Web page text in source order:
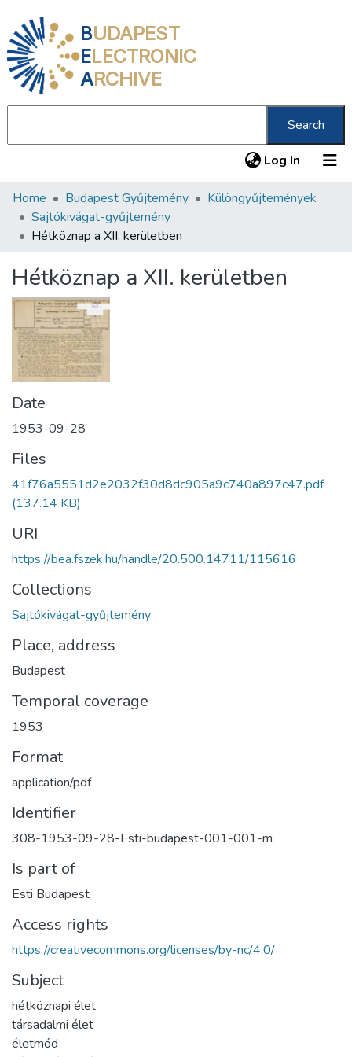
BUDAPEST
ELECTRONIC
ARCHIVE
Search
Log In (current)
Communities & Collections
All of DSpace
About us
Home Budapest Gyűjtemény
Különgyűjtemények
Sajtókivágat-gyűjtemény
Hétköznap a XII. kerületben
Hétköznap a XII. kerületben
Date
1953-09-28
Files
41f76a5551d2e2032f30d8dc905a9c740a897c47.pdf
(137.14 KB)
URI
https://bea.fszek.hu/handle/20.500.14711/115616
Collections
Sajtókivágat-gyűjtemény
Place, address
Budapest
Temporal coverage
1953
Format
application/pdf
Identifier
308-1953-09-28-Esti-budapest-001-001-m
Is part of
Esti Budapest
Access rights
https://creativecommons.org/licenses/by-nc/4.0/
Subject
hétköznapi élet
társadalmi élet
életmód